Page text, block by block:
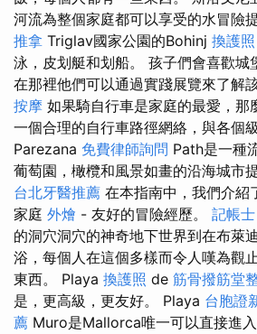
河流為整個家庭都可以享受的水冒險
推拿 Triglav國家公園的Bohinj 換護照
泳，皮划艇和划船。 孩子們會喜歡城
在那裡他們可以通過實踐展覽來了解
按摩 如果騎自行車是家庭的最愛，那
一個合理的自行車路徑網絡，與各個
Parezana 免費律師詢問 Path是一種
葡萄園，橄欖和風景如畫的沿海城市
台北牙醫推薦 在本指南中，我們介紹
家庭 外燴 - 友好的冒險經歷。 記帳
的洞穴洞穴的神奇地下世界到在布萊
浴，每個人在這個多樣而令人嘆為觀
東西。 Playa 換護照 de 筋骨撥筋堂
是，更高級，更友好。 Playa 台胞證
薦 Muro是Mallorca唯一可以直接進